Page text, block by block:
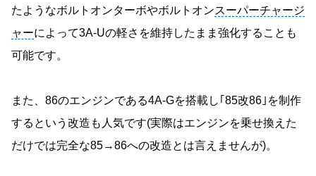
たようなボルトオンターボやボルトオンスーパーチャージ
ャーによって3A-Uの軽さを維持したまま強化することも
可能です。
また、86のエンジンである4A-Gを搭載し｢85改86｣を制作
するという改造も人気です(実際はエンジンを乗せ換えた
だけでは完全な85→86への改造とは言えませんが)。